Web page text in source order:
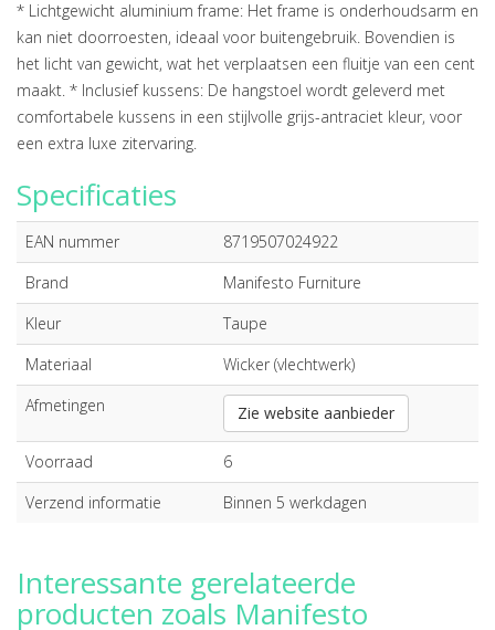
* Lichtgewicht aluminium frame: Het frame is onderhoudsarm en
kan niet doorroesten, ideaal voor buitengebruik. Bovendien is
het licht van gewicht, wat het verplaatsen een fluitje van een cent
maakt. * Inclusief kussens: De hangstoel wordt geleverd met
comfortabele kussens in een stijlvolle grijs-antraciet kleur, voor
een extra luxe zitervaring.
Specificaties
EAN nummer
8719507024922
Brand
Manifesto Furniture
Kleur
Taupe
Materiaal
Wicker (vlechtwerk)
Afmetingen
Zie website aanbieder
Voorraad
6
Verzend informatie
Binnen 5 werkdagen
Interessante gerelateerde
producten zoals Manifesto